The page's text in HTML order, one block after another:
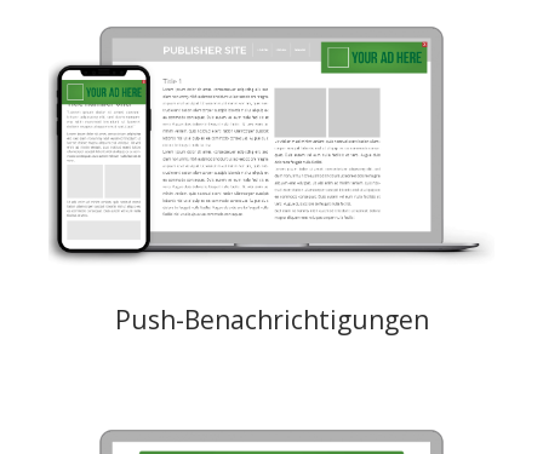
Push-Benachrichtigungen 720x480 (Symbol + Bild) oder 192x192 (nur
Symbol) und Text, der an ausgewählte User einer Publisher-Website
gesendet wird. User erhalten dies auf ihrem Desktop, Tablet und
Mobilgerät, auch wenn sie gerade nicht im Internet surfen.
Creative: JPEG, PNG, GIF Maximalgewicht 150 KB, (720x480 oder
192x192) Text: Titel max. 50 Zeichen, Beschreibung max. 90 Zeichen,
Brand max. 30 Zeichen (Unterschiedliche Browser haben
unterschiedliche Zeichenbeschränkungen)
Preismodelle: CPM, CPC
Push-Benachrichtigungen